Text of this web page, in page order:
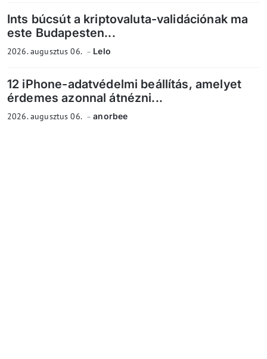
Ints búcsút a kriptovaluta-validációnak ma
este Budapesten...
2026. augusztus 06. Lelo
12 iPhone-adatvédelmi beállítás, amelyet
érdemes azonnal átnézni...
2026. augusztus 06. anorbee